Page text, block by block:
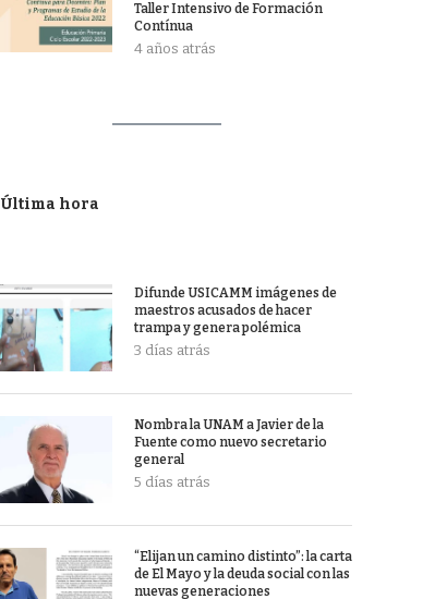
Taller Intensivo de Formación
Contínua
4 años atrás
Última hora
Difunde USICAMM imágenes de
maestros acusados de hacer
trampa y genera polémica
3 días atrás
Nombra la UNAM a Javier de la
Fuente como nuevo secretario
general
5 días atrás
“Elijan un camino distinto”: la carta
de El Mayo y la deuda social con las
nuevas generaciones